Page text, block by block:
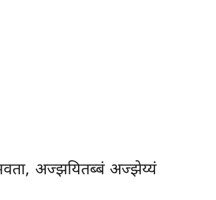
अज्झयितब्बं अज्झेय्यं